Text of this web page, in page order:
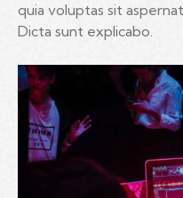
quia voluptas sit
Dicta sunt explicabo.